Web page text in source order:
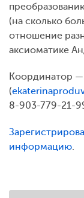
(на сколько
отношение
аксиоматике
Координатор —
(
8-903-779-21-
информацию.